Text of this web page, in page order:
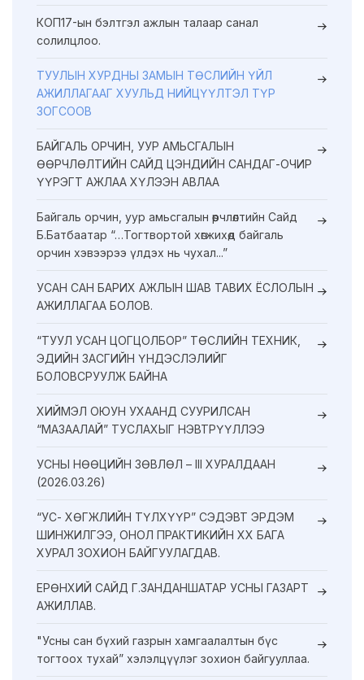
КОП17-ын бэлтгэл ажлын талаар санал
солилцлоо.
ТУУЛЫН ХУРДНЫ ЗАМЫН ТӨСЛИЙН ҮЙЛ
АЖИЛЛАГААГ ХУУЛЬД НИЙЦҮҮЛТЭЛ ТҮР
ЗОГСООВ
БАЙГАЛЬ ОРЧИН, УУР АМЬСГАЛЫН
ӨӨРЧЛӨЛТИЙН САЙД ЦЭНДИЙН САНДАГ-ОЧИР
ҮҮРЭГТ АЖЛАА ХҮЛЭЭН АВЛАА
Байгаль орчин, уур амьсгалын өөрчлөлтийн Сайд
Б.Батбаатар “…Тогтвортой хөгжихөд байгаль
орчин хэвээрээ үлдэх нь чухал...”
УСАН САН БАРИХ АЖЛЫН ШАВ ТАВИХ ЁСЛОЛЫН
АЖИЛЛАГАА БОЛОВ.
“ТУУЛ УСАН ЦОГЦОЛБОР” ТӨСЛИЙН ТЕХНИК,
ЭДИЙН ЗАСГИЙН ҮНДЭСЛЭЛИЙГ
БОЛОВСРУУЛЖ БАЙНА
ХИЙМЭЛ ОЮУН УХААНД СУУРИЛСАН
“МАЗААЛАЙ” ТУСЛАХЫГ НЭВТРҮҮЛЛЭЭ
УСНЫ НӨӨЦИЙН ЗӨВЛӨЛ – III ХУРАЛДААН
(2026.03.26)
“УС- ХӨГЖЛИЙН ТҮЛХҮҮР” СЭДЭВТ ЭРДЭМ
ШИНЖИЛГЭЭ, ОНОЛ ПРАКТИКИЙН XX БАГА
ХУРАЛ ЗОХИОН БАЙГУУЛАГДАВ.
ЕРӨНХИЙ САЙД Г.ЗАНДАНШАТАР УСНЫ ГАЗАРТ
АЖИЛЛАВ.
"Усны сан бүхий газрын хамгаалалтын бүс
тогтоох тухай” хэлэлцүүлэг зохион байгууллаа.